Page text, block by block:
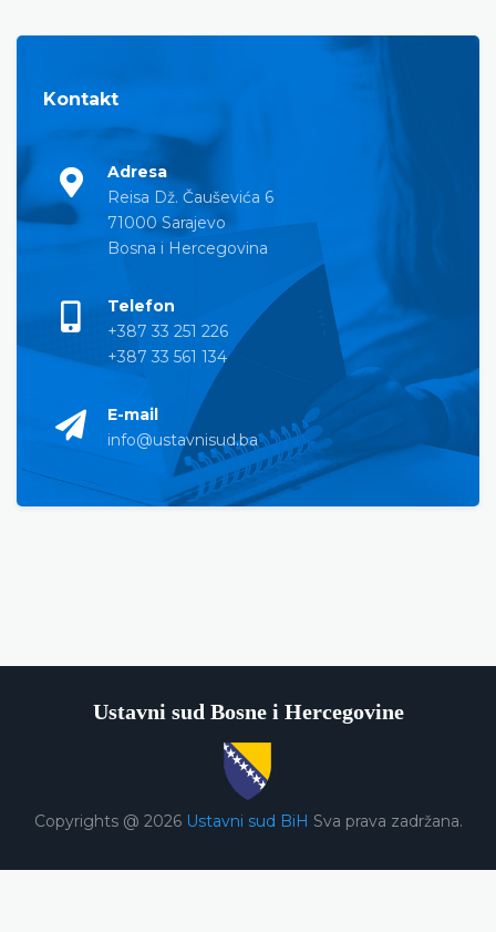
Kontakt
Adresa
Reisa Dž. Čauševića 6
71000 Sarajevo
Bosna i Hercegovina
Telefon
+387 33 251 226
+387 33 561 134
E-mail
info@ustavnisud.ba
Ustavni sud Bosne i Hercegovine
Copyrights @ 2026 Ustavni sud BiH Sva prava zadržana.